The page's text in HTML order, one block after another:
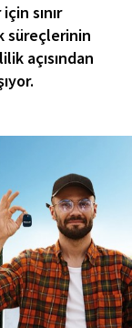
sınır
süreçlerinin
açısından